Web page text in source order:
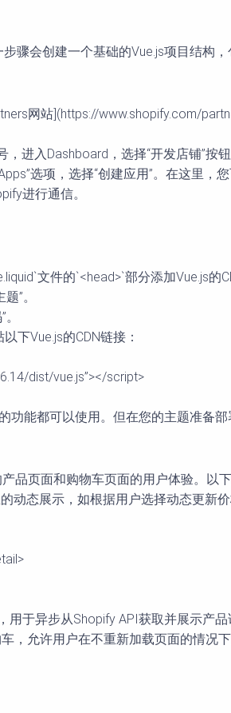
骤会创建一个基础的Vue.js项目结构，
网站](https://www.shopify.com/
进入Dashboard，选择“开发店铺”
选项，选择“创建应用”。在这里
进行通信。
文件的`<head>`部分添加Vue.js
”。
下Vue.js的CDN链接：
dist/vue.js”></script>
功能都可以使用。但在您的主题准备
品页面和购物车页面的用户体验。以
动态展示，如根据用户选择动态更新
于异步从Shopify API获取并展示产品
，允许用户在不重新加载页面的情况